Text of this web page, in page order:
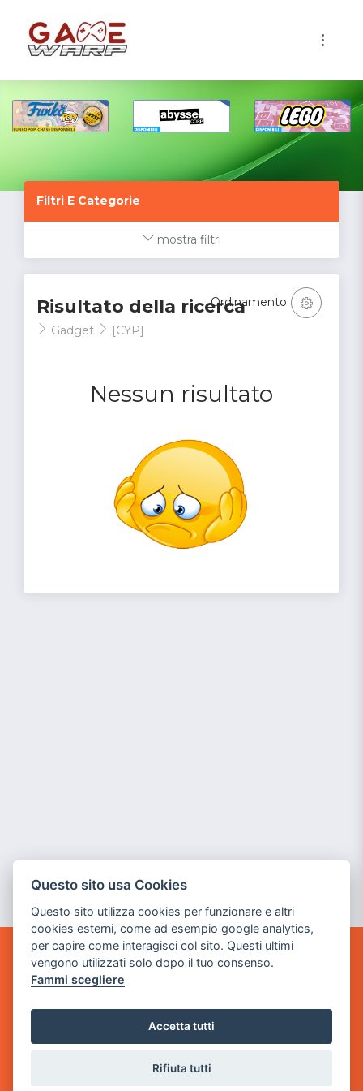
Filtri E Categorie
mostra filtri
Risultato della ricerca
Gadget [CYP]
Nessun risultato
Ordinamento
GAME WARP
BY POWER GAME SRL
via Villaggio dei Platani, 3
Questo sito usa Cookies
Questo sito utilizza cookies per funzionare e altri
cookies esterni, come ad esempio google analytics,
per capire come interagisci col sito. Questi ultimi
vengono utilizzati solo dopo il tuo consenso.
Fammi scegliere
Accetta tutti
Rifiuta tutti